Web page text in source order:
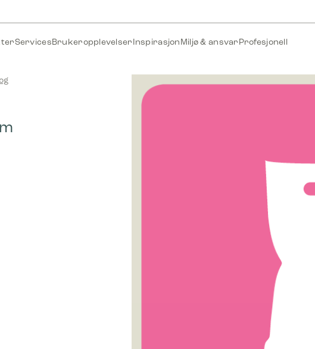
ServicesBrukeropplevelser Inspirasjon Miljø & ansvar Profesjonell